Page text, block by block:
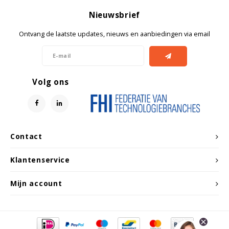
Contact
Nieuwsbrief
Ontvang de laatste updates, nieuws en aanbiedingen via email
Volg ons
Klantenservice
Mijn account